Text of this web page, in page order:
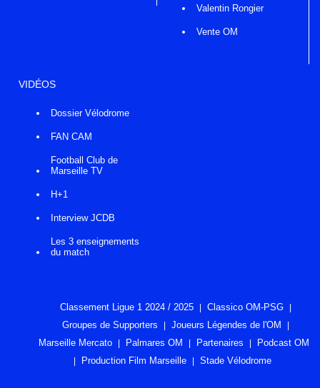
Valentin Rongier
Vente OM
VIDÉOS
Dossier Vélodrome
FAN CAM
Football Club de
Marseille TV
H+1
Interview JCDB
Les 3 enseignements
du match
Classement Ligue 1 2024 / 2025
Classico OM-PSG
Groupes de Supporters
Joueurs Légendes de l'OM
Marseille Mercato
Palmares OM Partenaires
Podcast OM
Production Film Marseille
Stade Vélodrome